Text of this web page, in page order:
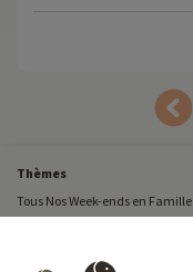
Thèmes
Tous Nos Week-ends en Famille
Court séjour Insolite